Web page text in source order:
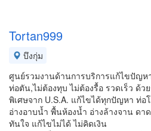
Tortan999
บึงกุ่ม
ศูนย์รวมงานด้านการบริการแก้ไขปัญห
ท่อตัน,ไม่ต้องทุบ ไม่ต้องรื้อ รวดเร็ว ด้
พิเศษจาก U.S.A. แก้ไขได้ทุกปัญหา ท่อ
อ่างอาบน้ำ พื้นห้องน้ำ อ่างล้างจาน ดา
ทันใจ แก้ไขไม่ได้ ไม่คิดเงิน